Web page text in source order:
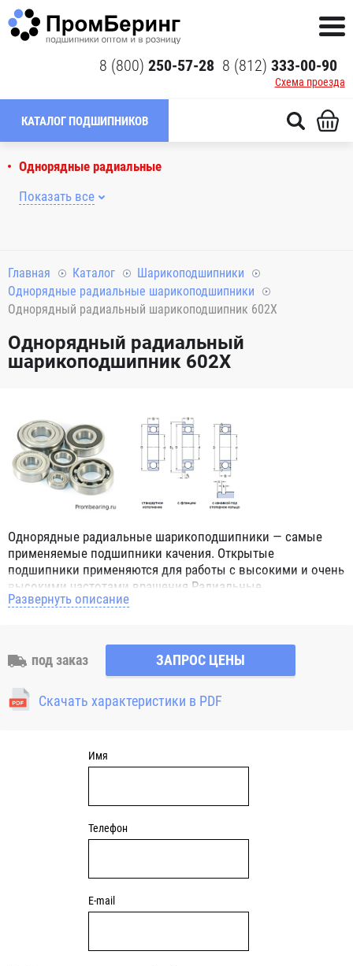
8 (800) 250-57-28 8 (812) 333-00-90
Схема проезда
КАТАЛОГ ПОДШИПНИКОВ
Однорядные радиальные
Показать все
Главная Каталог
Шарикоподшипники
Однорядные радиальные шарикоподшипники
Однорядный радиальный шарикоподшипник 602X
Однорядный радиальный
шарикоподшипник 602X
Однорядные радиальные шарикоподшипники — самые
применяемые подшипники качения. Открытые
подшипники применяются для работы с высокими и очень
высокими частотами вращения.Радиальные
шарикоподшипники обозначением 2Z ZZ с обеих сторон
обозначением 2RS 2RS1 2RSH 2RSR имеют с обеих сторон
контактные уплотнения из бутадиен-нитрильного каучука
(NBR) и пригодны для средних частот вращения. Также
поставляются подшипники с бесконтактными
Развернуть описание
под заказ ЗАПРОС ЦЕНЫ
Скачать характеристики в PDF
Имя
Телефон
E-mail